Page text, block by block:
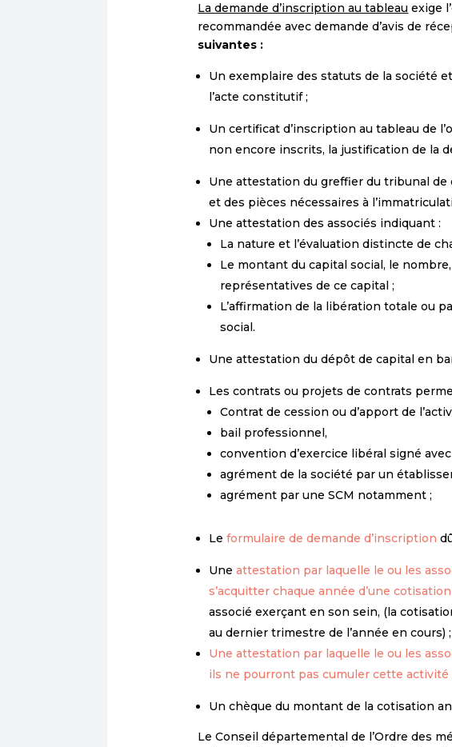
La demande d’inscription au tableau exige
recommandée avec demande d’avis de
suivantes :
Un exemplaire des statuts de la société
l’acte constitutif ;
Un certificat d’inscription au tableau de
non encore inscrits, la justification de la
Une attestation du greffier du tribunal de
et des pièces nécessaires à
Une attestation des associés indiquant :
La nature et l’évaluation distincte de
Le montant du capital social, le
représentatives de ce capital ;
L’affirmation de la libération totale ou
social.
Une attestation du dépôt de capital en
Les contrats ou projets de contrats
Contrat de cession ou d’apport de
bail professionnel,
convention d’exercice libéral signé
agrément de la société par un
agrément par une SCM notamment ;
Leformulaire de demande d’inscription
Uneattestation par laquelle le ou les
s’acquitter chaque année d’une
associé exerçant en son sein, (la
au dernier trimestre de l’année en cours) ;
Une attestation par laquelle le ou les
ils ne pourront pas cumuler cette
Un chèque du montant de la cotisation
Le Conseil départemental de l’Ordre des